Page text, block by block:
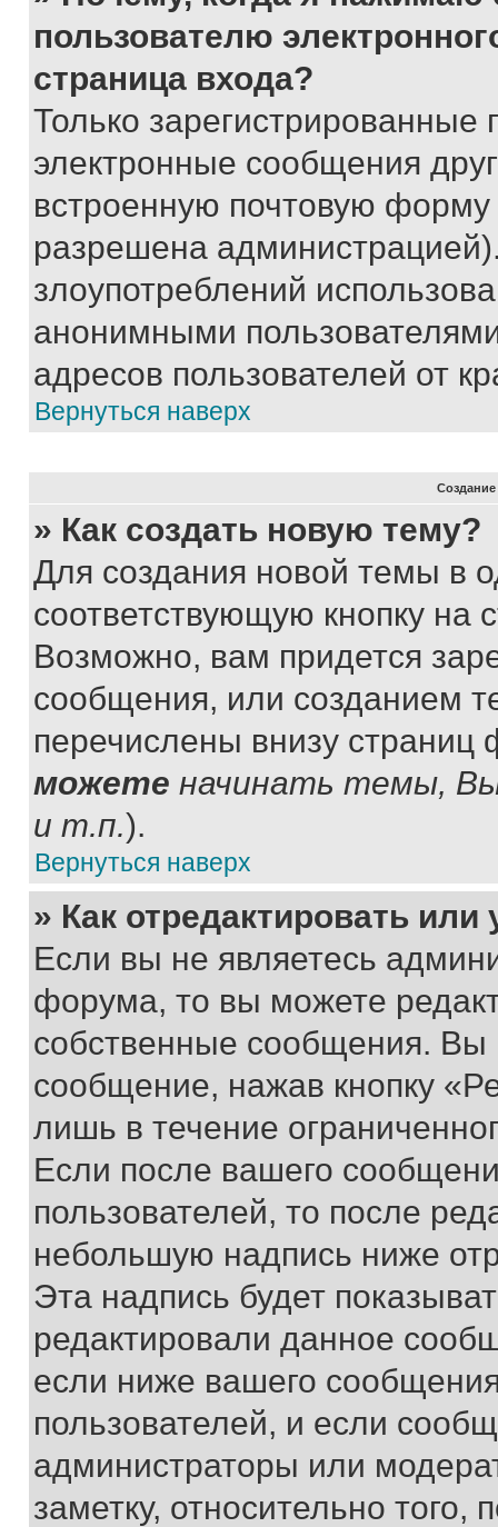
пользователю
страница входа?
Только зарегистрированные
электронные сообщения
встроенную почтовую
разрешена
злоупотреблений
анонимными
адресов пользователей от
Вернуться наверх
» Как создать новую тему?
Для создания новой темы в
соответствующую кнопку
Возможно, вам придется
сообщения, или созданием
перечислены внизу
можете начинать темы,
и т.п.).
Вернуться наверх
» Как отредактировать
Если вы не являетесь
форума, то вы можете
собственные сообщения. Вы
сообщение, нажав кнопку
лишь в течение
Если после вашего
пользователей, то после
небольшую надпись ниже
Эта надпись будет
редактировали данное
если ниже вашего
пользователей, и если
администраторы или
заметку, относительно